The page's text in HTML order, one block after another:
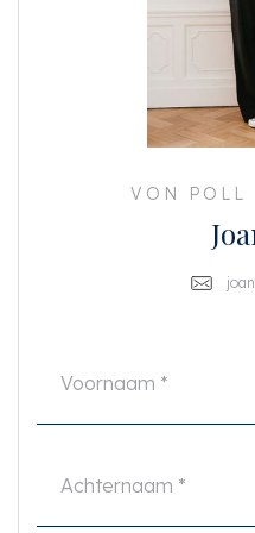
loop je over de Albert Cuyp markt.
Met zowel de auto als het
bereikbaar. De ringwegen A10, A1
loopafstand bevinden zich tram-
Muiderpoort en Science Park.
• Toplocatie in de Indische Buurt
• Bijzonder lichte woning door
• Volledig voorzien van dubbele
• Gezamenlijke fietsenberging op de
• Actieve VvE, MJOP aanwezig, €
VON POLL